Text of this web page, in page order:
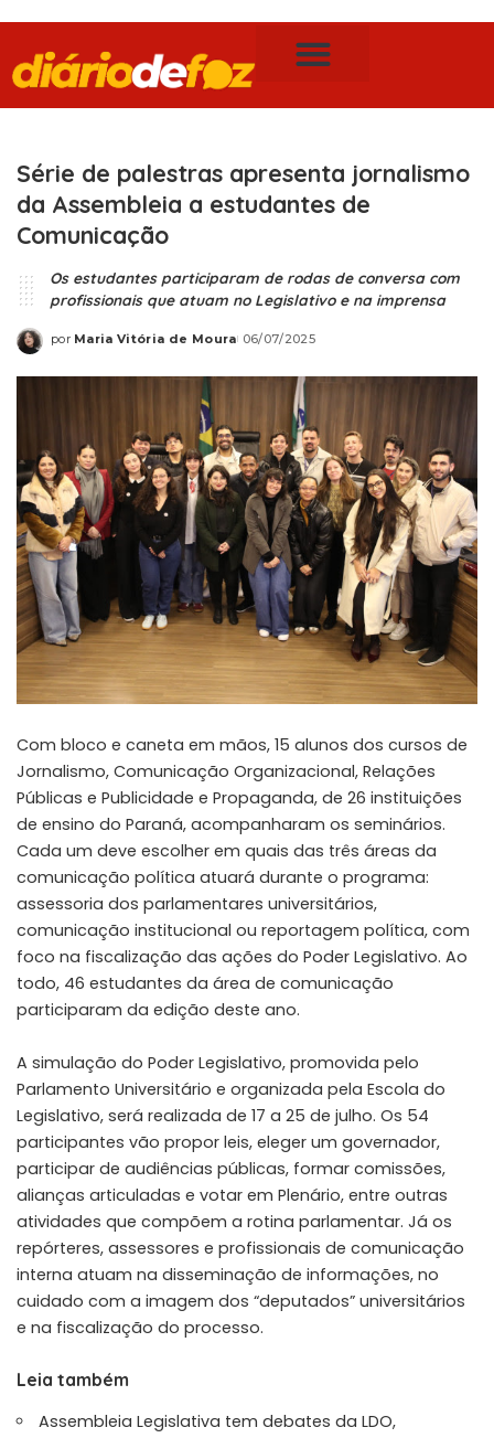
Série de palestras apresenta jornalismo
da Assembleia a estudantes de
Comunicação
Os estudantes participaram de rodas de conversa com
profissionais que atuam no Legislativo e na imprensa
por Maria Vitória de Moura 06/07/2025
Com bloco e caneta em mãos, 15 alunos dos cursos de
Jornalismo, Comunicação Organizacional, Relações
Públicas e Publicidade e Propaganda, de 26 instituições
de ensino do Paraná, acompanharam os seminários.
Cada um deve escolher em quais das três áreas da
comunicação política atuará durante o programa:
assessoria dos parlamentares universitários,
comunicação institucional ou reportagem política, com
foco na fiscalização das ações do Poder Legislativo. Ao
todo, 46 estudantes da área de comunicação
participaram da edição deste ano.
A simulação do Poder Legislativo, promovida pelo
Parlamento Universitário e organizada pela Escola do
Legislativo, será realizada de 17 a 25 de julho. Os 54
participantes vão propor leis, eleger um governador,
participar de audiências públicas, formar comissões,
alianças articuladas e votar em Plenário, entre outras
atividades que compõem a rotina parlamentar. Já os
repórteres, assessores e profissionais de comunicação
interna atuam na disseminação de informações, no
cuidado com a imagem dos “deputados” universitários
e na fiscalização do processo.
Leia também
Assembleia Legislativa tem debates da LDO,